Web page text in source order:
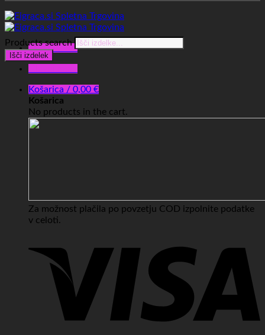
Glavni meni
Košarica / 0,00 €
Košarica
No products in the cart.
Za možnost plačila po povzetju COD izpolnite podatke
v celoti.
Products search
Išči izdelek